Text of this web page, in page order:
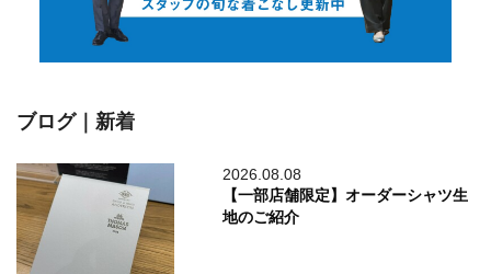
ブログ｜新着
2026.08.08
【一部店舗限定】オーダーシャツ生
地のご紹介